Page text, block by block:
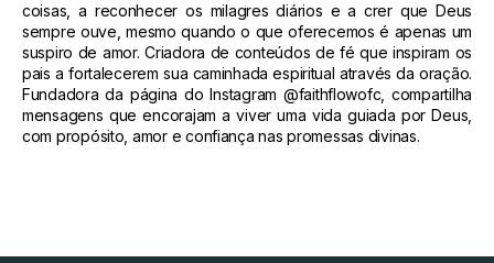
coisas, a reconhecer os milagres diários e a crer que Deus
sempre ouve, mesmo quando o que oferecemos é apenas um
suspiro de amor. Criadora de conteúdos de fé que inspiram os
pais a fortalecerem sua caminhada espiritual através da oração.
Fundadora da página do Instagram @faithflowofc, compartilha
mensagens que encorajam a viver uma vida guiada por Deus,
com propósito, amor e confiança nas promessas divinas.